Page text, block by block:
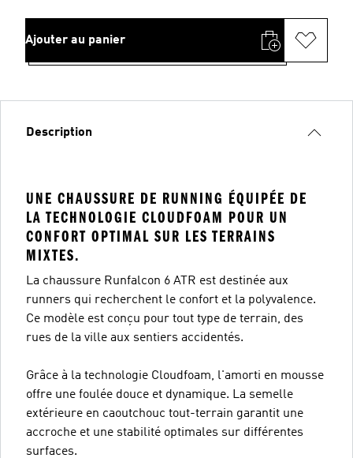
Ajouter au panier
Description
UNE CHAUSSURE DE RUNNING ÉQUIPÉE DE
LA TECHNOLOGIE CLOUDFOAM POUR UN
CONFORT OPTIMAL SUR LES TERRAINS
MIXTES.
La chaussure Runfalcon 6 ATR est destinée aux
runners qui recherchent le confort et la polyvalence.
Ce modèle est conçu pour tout type de terrain, des
rues de la ville aux sentiers accidentés.
Grâce à la technologie Cloudfoam, l'amorti en mousse
offre une foulée douce et dynamique. La semelle
extérieure en caoutchouc tout-terrain garantit une
accroche et une stabilité optimales sur différentes
surfaces.